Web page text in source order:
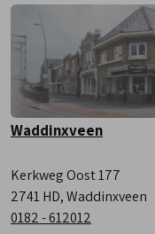
Waddinxveen
Kerkweg Oost 177
2741 HD, Waddinxveen
0182 - 612012